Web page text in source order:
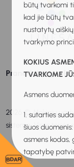
BDAR
būtų tvarkomi
kad jie būtų
nustatytų
tvarkymo
KOKIUS
TVARKOME
Asmens
1. sutarties
šiuos
asmens kodas,
tapatybę
individualios
Praneškite apie
2026 © Mokinių
sistema. Visos teisės